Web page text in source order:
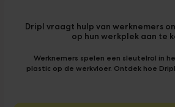
Dripl vraagt hulp van werknemers
op hun werkplek aan te
Werknemers spelen een sleutelrol in
plastic op de werkvloer. Ontdek hoe